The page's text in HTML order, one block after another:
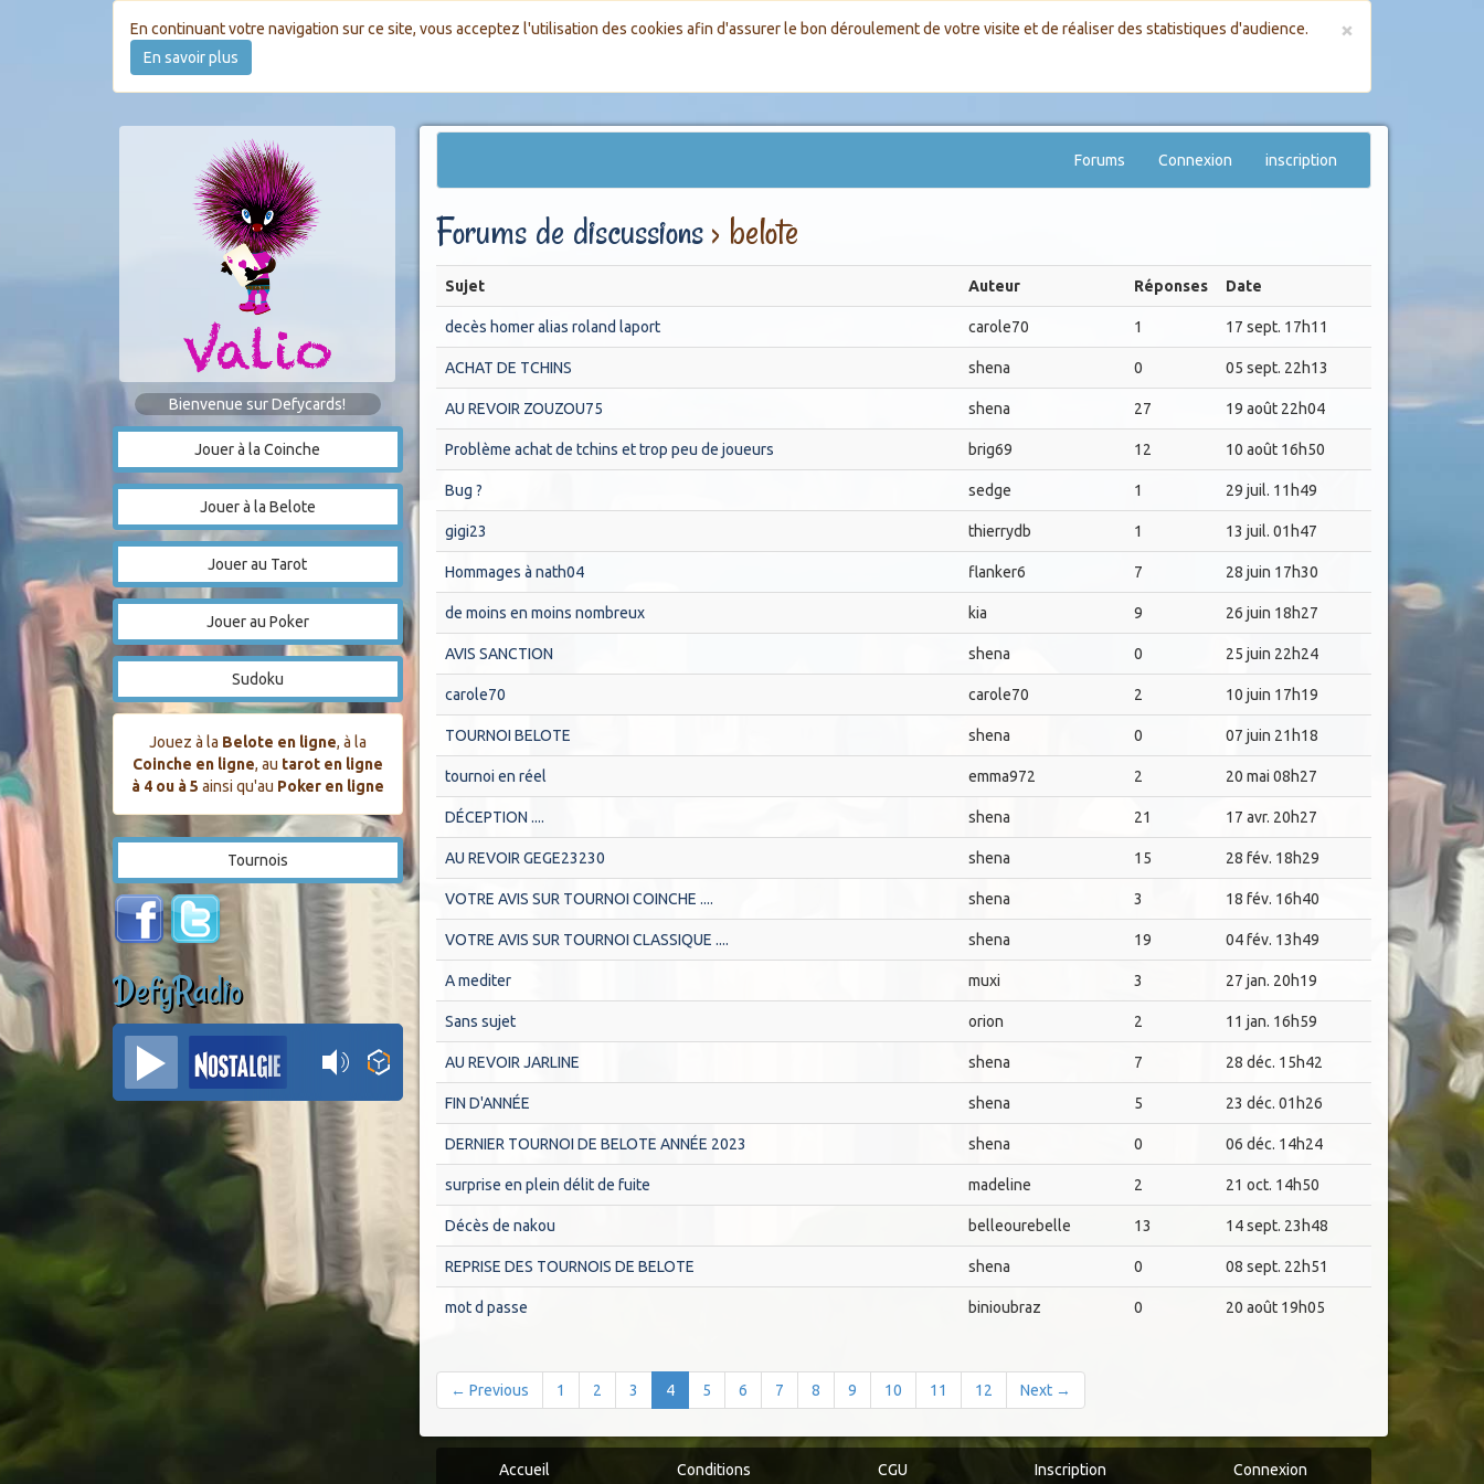
×
En continuant votre navigation sur ce site, vous acceptez l'utilisation des cookies afin d'assurer le bon déroulement de votre visite et de réaliser des statistiques d'audience.
En savoir plus
Bienvenue sur Defycards!
Jouer à la Coinche
Jouer à la Belote
Jouer au Tarot
Jouer au Poker
Sudoku
Jouez à la Belote en ligne, à la
Coinche en ligne, au tarot en ligne
à 4 ou à 5 ainsi qu'au Poker en ligne
Tournois
DefyRadio
Forums Connexion inscription
Forums de discussions› belote
Sujet Auteur Réponses Date
decès homer alias roland laport carole70 1 17 sept. 17h11
ACHAT DE TCHINS shena 0 05 sept. 22h13
AU REVOIR ZOUZOU75 shena 27 19 août 22h04
Problème achat de tchins et trop peu de joueurs brig69 12 10 août 16h50
Bug ? sedge 1 29 juil. 11h49
gigi23 thierrydb 1 13 juil. 01h47
Hommages à nath04 flanker6 7 28 juin 17h30
de moins en moins nombreux kia 9 26 juin 18h27
AVIS SANCTION shena 0 25 juin 22h24
carole70 carole70 2 10 juin 17h19
TOURNOI BELOTE shena 0 07 juin 21h18
tournoi en réel emma972 2 20 mai 08h27
DÉCEPTION .... shena 21 17 avr. 20h27
AU REVOIR GEGE23230 shena 15 28 fév. 18h29
VOTRE AVIS SUR TOURNOI COINCHE .... shena 3 18 fév. 16h40
VOTRE AVIS SUR TOURNOI CLASSIQUE .... shena 19 04 fév. 13h49
A mediter muxi 3 27 jan. 20h19
Sans sujet orion 2 11 jan. 16h59
AU REVOIR JARLINE shena 7 28 déc. 15h42
FIN D'ANNÉE shena 5 23 déc. 01h26
DERNIER TOURNOI DE BELOTE ANNÉE 2023 shena 0 06 déc. 14h24
surprise en plein délit de fuite madeline 2 21 oct. 14h50
Décès de nakou belleourebelle 13 14 sept. 23h48
REPRISE DES TOURNOIS DE BELOTE shena 0 08 sept. 22h51
mot d passe binioubraz 0 20 août 19h05
← Previous 1 2 3 4 5 6 7 8 9 10 11 12 Next →
Accueil Conditions CGU Inscription Connexion